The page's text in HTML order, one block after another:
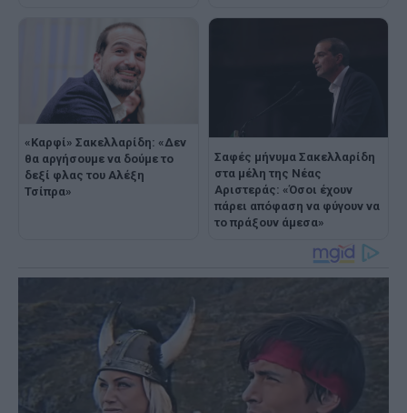
«Καρφί» Σακελλαρίδη: «Δεν
θα αργήσουμε να δούμε το
δεξί φλας του Αλέξη
Τσίπρα»
Σαφές μήνυμα Σακελλαρίδη
στα μέλη της Νέας
Αριστεράς: «Όσοι έχουν
πάρει απόφαση να φύγουν να
το πράξουν άμεσα»